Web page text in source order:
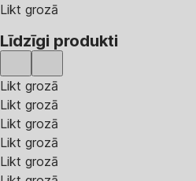
Likt grozā
Līdzīgi produkti
Likt grozā
Likt grozā
Likt grozā
Likt grozā
Likt grozā